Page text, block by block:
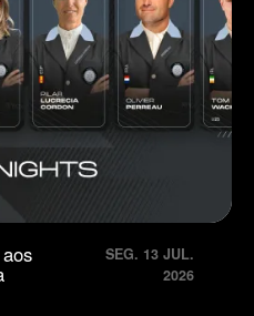
SEG. 13 JUL.
2026